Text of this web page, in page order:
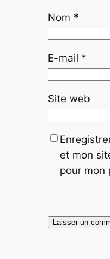
Nom *
E-mail *
Site web
et mon
pour mon